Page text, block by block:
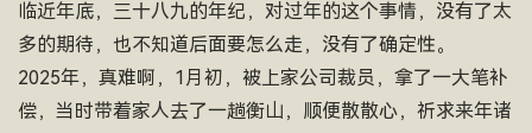
临近年底，三十八九的年纪，对过年的这个事情，没有了太
多的期待，也不知道后面要怎么走，没有了确定性。
2025年，真难啊，1月初，被上家公司裁员，拿了一大笔补
偿，当时带着家人去了一趟衡山，顺便散散心，祈求来年诸